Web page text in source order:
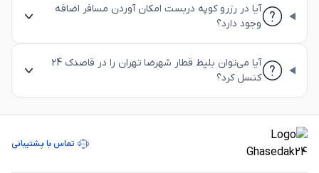
آیا در رزرو کوپه دربست امکان آوردن مسافر اضافه
وجود دارد؟
آیا می‌توان بلیط قطار شهرضا تهران را در قاصدک 24
کنسل کرد؟
تماس با پشتیبانی